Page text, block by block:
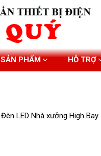
SẢN PHẨM HỖ TRỢ
Đèn LED Nhà xưởng High Bay